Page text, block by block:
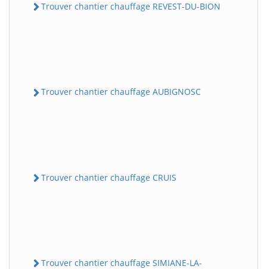
Trouver chantier chauffage REVEST-DU-BION
Trouver chantier chauffage AUBIGNOSC
Trouver chantier chauffage CRUIS
Trouver chantier chauffage SIMIANE-LA-